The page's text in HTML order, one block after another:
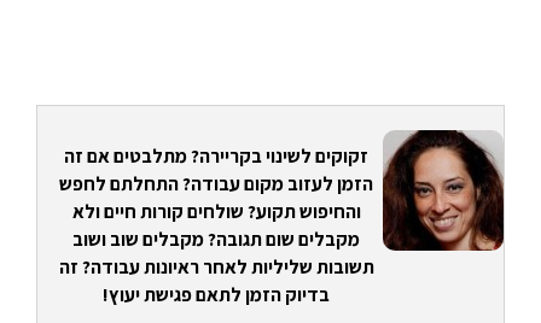
זקוקים לשינוי בקריירה? מתלבטים אם זה
הזמן לעזוב מקום עבודה? התחלתם לחפש
והחיפוש תקוע? שולחים קורות חיים ולא
מקבלים שום תגובה? מקבלים שוב ושוב
תשובות שליליות לאחר ראיונות עבודה? זה
בדיוק הזמן לתאם פגישת יעוץ!